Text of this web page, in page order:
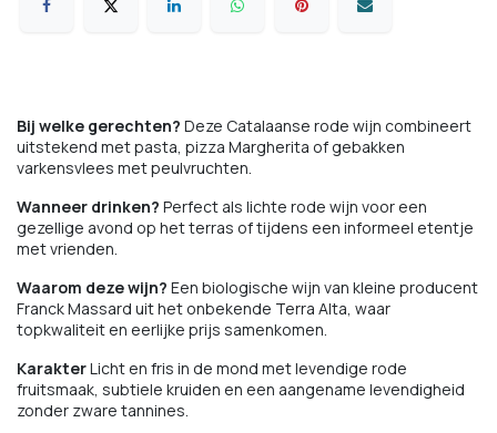
Bij welke gerechten? Deze Catalaanse rode wijn combineert
uitstekend met pasta, pizza Margherita of gebakken
varkensvlees met peulvruchten.
Wanneer drinken? Perfect als lichte rode wijn voor een
gezellige avond op het terras of tijdens een informeel etentje
met vrienden.
Waarom deze wijn? Een biologische wijn van kleine producent
Franck Massard uit het onbekende Terra Alta, waar
topkwaliteit en eerlijke prijs samenkomen.
KarakterLicht en fris in de mond met levendige rode
fruitsmaak, subtiele kruiden en een aangename levendigheid
zonder zware tannines.